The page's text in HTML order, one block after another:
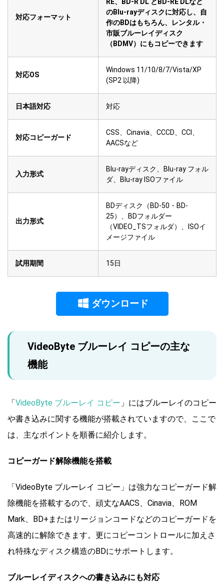
対応フォーマット
のBlu-rayディスクに対応し、自
作のBDはもちろん、レンタル・
市販ブルーレイディスク
（BDMV）にもコピーできます
対応OS
Windows 11/10/8/7/Vista/XP
(SP2 以降)
日本語対応 対応
対応コピーガード
CSS、Cinavia、CCCD、CCI、
AACSなど
入力形式
Blu-rayディスク、Blu-ray フォル
ダ、Blu-ray ISOファイル
出力形式
BDディスク（BD-50・BD-
25）、BDフォルダー
（VIDEO_TSフォルダ）、ISOイ
メージファイル
試用期間 15日
ダウンロード
VideoByte ブルーレイ コピーの主な
機能
「VideoByte ブルーレイ コピー 」にはブルーレイのコピー
や書き込みに関する機能が搭載されていますので、ここで
は、主なポイントを順番に紹介します。
コピーガード解除機能を搭載
「VideoByte ブルーレイ コピー」は強力なコピーガード解
除機能を搭載するので、頑丈なAACS、Cinavia、ROM
Mark、BD+またはリージョンコードなどのコピーガードを
高速的に解除できます。更にコピーコントロールに加えさ
れ特殊なディスク構造のBDにサポートします。
ブルーレイディスクへの書き込みにも対応